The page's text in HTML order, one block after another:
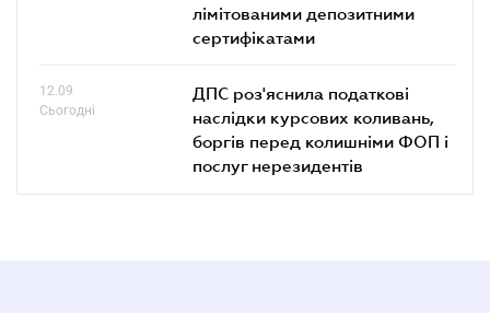
лімітованими депозитними
сертифікатами
12.09
Сьогодні
ДПС роз'яснила податкові
наслідки курсових коливань,
боргів перед колишніми ФОП і
послуг нерезидентів